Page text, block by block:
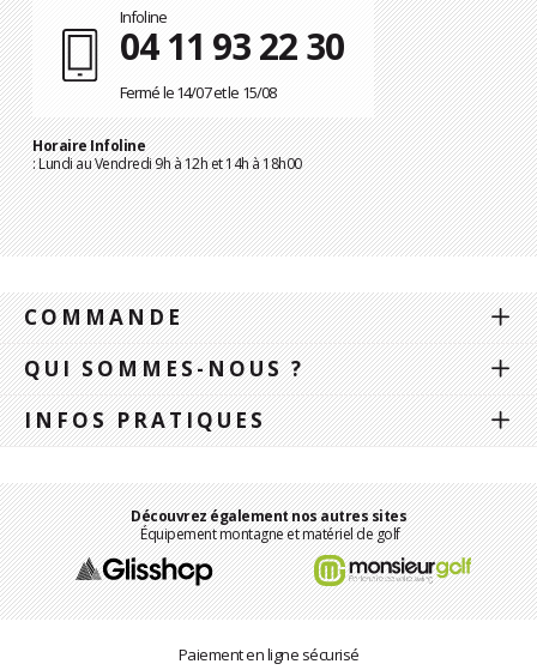
Infoline
04 11 93 22 30
Fermé le 14/07 et le 15/08
Horaire Infoline
: Lundi au Vendredi 9h à 12h et 14h à 18h00
COMMANDE
QUI SOMMES-NOUS ?
INFOS PRATIQUES
Découvrez également nos autres sites
Équipement montagne et matériel de golf
Paiement en ligne sécurisé